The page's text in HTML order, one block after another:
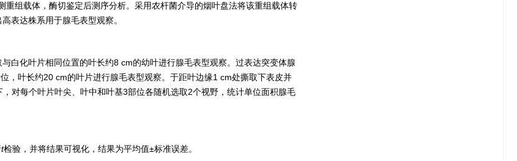
重组载体，酶切鉴定后测序分析。采用农杆菌介导的烟叶盘法将该重组载体转
表达株系用于腺毛表型观察。
白化叶片相同位置的叶长约8 cm的幼叶进行腺毛表型观察。过表达突变体腺
，叶长约20 cm的叶片进行腺毛表型观察。于距叶边缘1 cm处撕取下表皮并
对每个叶片叶尖、叶中和叶基3部位各随机选取2个视野，统计单位面积腺毛
t检验，并将结果可视化，结果为平均值±标准误差。